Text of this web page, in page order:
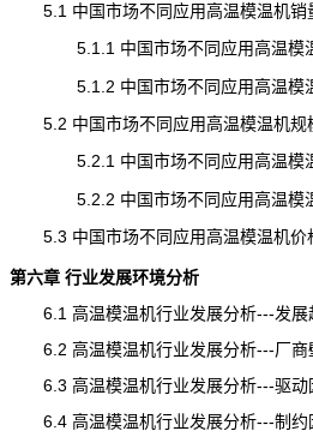
5.1 中国市场不同应用高温模温机销
5.1.1 中国市场不同应用高温模温
5.1.2 中国市场不同应用高温模温
5.2 中国市场不同应用高温模温机规
5.2.1 中国市场不同应用高温模温
5.2.2 中国市场不同应用高温模温
5.3 中国市场不同应用高温模温机价
第六章 行业发展环境分析
6.1 高温模温机行业发展分析---发展
6.2 高温模温机行业发展分析---厂商
6.3 高温模温机行业发展分析---驱动
6.4 高温模温机行业发展分析---制约